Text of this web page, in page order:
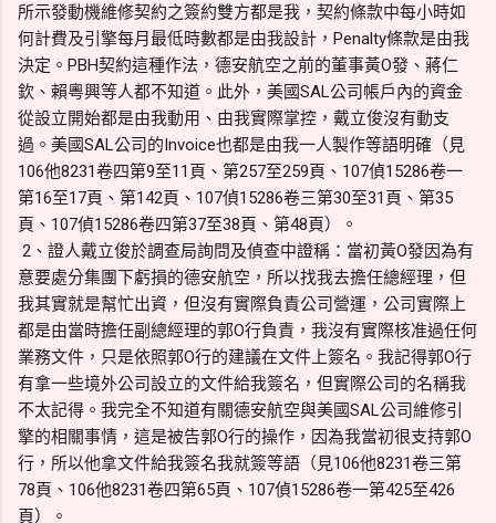
所示發動機維修契約之簽約雙方都是我，契約條款中每小時如
何計費及引擎每月最低時數都是由我設計，Penalty條款是由我
決定。PBH契約這種作法，德安航空之前的董事黃O發、蔣仁
欽、賴粵興等人都不知道。此外，美國SAL公司帳戶內的資金
從設立開始都是由我動用、由我實際掌控，戴立俊沒有動支
過。美國SAL公司的Invoice也都是由我一人製作等語明確（見
106他8231卷四第9至11頁、第257至259頁、107偵15286卷一
第16至17頁、第142頁、107偵15286卷三第30至31頁、第35
頁、107偵15286卷四第37至38頁、第48頁）。
2、證人戴立俊於調查局詢問及偵查中證稱：當初黃O發因為有
意要處分集團下虧損的德安航空，所以找我去擔任總經理，但
我其實就是幫忙出資，但沒有實際負責公司營運，公司實際上
都是由當時擔任副總經理的郭O行負責，我沒有實際核准過任何
業務文件，只是依照郭O行的建議在文件上簽名。我記得郭O行
有拿一些境外公司設立的文件給我簽名，但實際公司的名稱我
不太記得。我完全不知道有關德安航空與美國SAL公司維修引
擎的相關事情，這是被告郭O行的操作，因為我當初很支持郭O
行，所以他拿文件給我簽名我就簽等語（見106他8231卷三第
78頁、106他8231卷四第65頁、107偵15286卷一第425至426
頁）。